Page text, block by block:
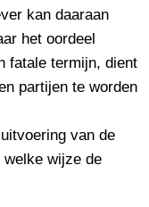
kan daaraan
het oordeel
fatale termijn, dient
partijen te worden
van de
wijze de